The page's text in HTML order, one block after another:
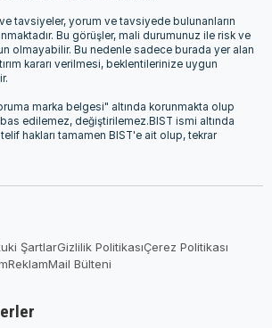
tavsiyeler, yorum ve tavsiyede bulunanların
Bu görüşler, mali durumunuz ile risk ve
olmayabilir. Bu nedenle sadece burada yer alan
kararı verilmesi, beklentilerinize uygun
marka belgesi" altında korunmakta olup
edilemez, değiştirilemez.BIST ismi altında
hakları tamamen BIST'e ait olup, tekrar
ŞartlarGizlilik PolitikasıÇerez Politikası
ReklamMail Bülteni